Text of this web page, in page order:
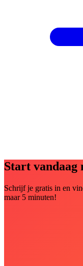
Start
Schrijf je gratis in en
maar 5 minuten!